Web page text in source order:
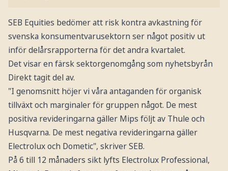
SEB Equities bedömer att risk kontra avkastning för
svenska konsumentvarusektorn ser något positiv ut
inför delårsrapporterna för det andra kvartalet.
Det visar en färsk sektorgenomgång som nyhetsbyrån
Direkt tagit del av.
"I genomsnitt höjer vi våra antaganden för organisk
tillväxt och marginaler för gruppen något. De mest
positiva revideringarna gäller Mips följt av Thule och
Husqvarna. De mest negativa revideringarna gäller
Electrolux och Dometic", skriver SEB.
På 6 till 12 månaders sikt lyfts Electrolux Professional,